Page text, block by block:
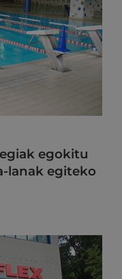
egokitu
lanak egiteko